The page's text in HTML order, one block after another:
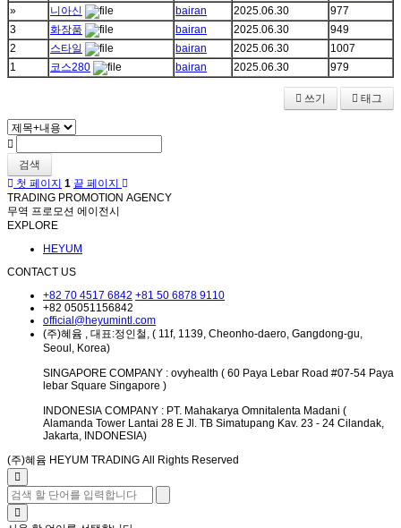
»
니아신 bairan 2025.06.30
977
3
화장품 bairan 2025.06.30
949
2
스타일 bairan 2025.06.30
1007
1
코스280 bairan 2025.06.30 979
쓰기 태그
검색
첫 페이지 1 끝 페이지
TRADING PROMOTION AGENCY
무역 프로모션 에이전시
EXPLORE
HEYUM
CONTACT US
+82 70 4517 6842 +81 50 6878 9110
+82 05051156842
official@heyumintl.com
(주)혜윰 , 대표:정인철, ( 11f, 1139, Cheonho-daero, Gangdong-gu,
Seoul, Korea)
SINGAPORE COMPANY : ovyhealth ( 60 Paya Lebar Road #07-54 Paya
lebar Square Singapore )
INDONESIA COMPANY : PT. Mahakarya Omnitalenta Madani (
Alamanda Tower Lantai 28 E Jl. TB Simatupang Kav. 23 - 24 Cilandak,
Jakarta, INDONESIA)
(주)혜윰 HEYUM TRADING All Rights Reserved